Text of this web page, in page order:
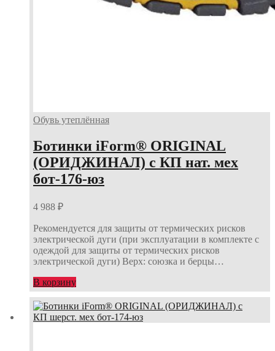
Обувь утеплённая
Ботинки iForm® ORIGINAL
(ОРИДЖИНАЛ) с КП нат. мех
бот-176-юз
4 988 ₽
Рекомендуется для защиты от термических рисков
электрической дуги (при эксплуатации в комплекте с
одеждой для защиты от термических рисков
электрической дуги) Верх: союзка и берцы…
В корзину